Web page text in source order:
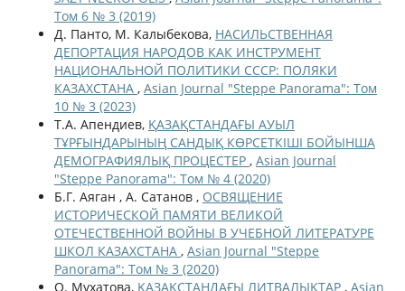
Том 6 № 3 (2019)
Д. Панто, М. Калыбекова, НАСИЛЬСТВЕННАЯ
ДЕПОРТАЦИЯ НАРОДОВ КАК ИНСТРУМЕНТ
НАЦИОНАЛЬНОЙ ПОЛИТИКИ СССР: ПОЛЯКИ
КАЗАХСТАНА , Asian Journal "Steppe Panorama": Том
10 № 3 (2023)
Т.А. Апендиев, ҚАЗАҚСТАНДАҒЫ АУЫЛ
ТҰРҒЫНДАРЫНЫҢ САНДЫҚ КӨРСЕТКІШІ БОЙЫНША
ДЕМОГРАФИЯЛЫҚ ПРОЦЕСТЕР , Asian Journal
"Steppe Panorama": Том № 4 (2020)
Б.Г. Аяган , А. Сатанов , ОСВЯЩЕНИЕ
ИСТОРИЧЕСКОЙ ПАМЯТИ ВЕЛИКОЙ
ОТЕЧЕСТВЕННОЙ ВОЙНЫ В УЧЕБНОЙ ЛИТЕРАТУРЕ
ШКОЛ КАЗАХСТАНА , Asian Journal "Steppe
Panorama": Том № 3 (2020)
О. Мухатова, ҚАЗАҚСТАНДАҒЫ ЛИТВАЛЫҚТАР , Asian